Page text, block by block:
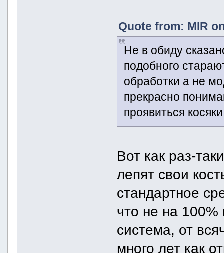
Quote from: MIR
Не в обиду
подобного
обработки а не
прекрасно
проявиться
Вот как раз-
лепят свои
стандартное
что не на
система, от
много лет как